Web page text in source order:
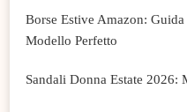
Borse Estive Amazon:
Modello Perfetto
Sandali Donna Estate 2026: